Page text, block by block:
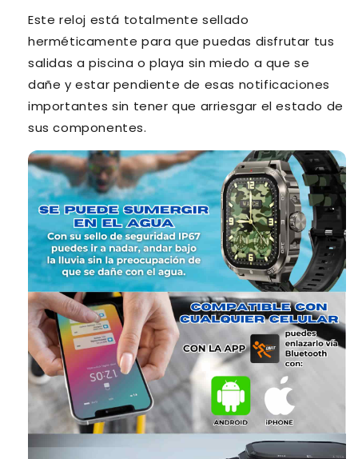
Este reloj está totalmente sellado
herméticamente para que puedas disfrutar tus
salidas a piscina o playa sin miedo a que se
dañe y estar pendiente de esas notificaciones
importantes sin tener que arriesgar el estado de
sus componentes.